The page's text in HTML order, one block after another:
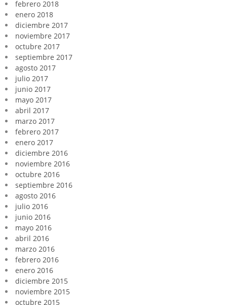
febrero 2018
enero 2018
diciembre 2017
noviembre 2017
octubre 2017
septiembre 2017
agosto 2017
julio 2017
junio 2017
mayo 2017
abril 2017
marzo 2017
febrero 2017
enero 2017
diciembre 2016
noviembre 2016
octubre 2016
septiembre 2016
agosto 2016
julio 2016
junio 2016
mayo 2016
abril 2016
marzo 2016
febrero 2016
enero 2016
diciembre 2015
noviembre 2015
octubre 2015